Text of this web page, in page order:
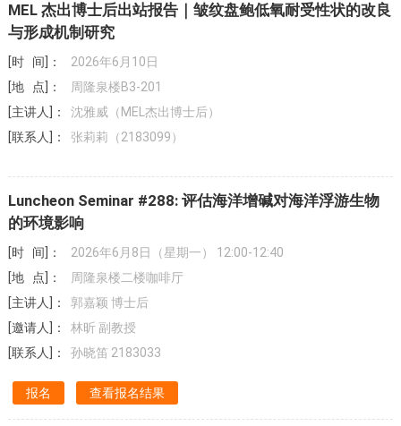
MEL 杰出博士后出站报告｜皱纹盘鲍低氧耐受性状的改良
与形成机制研究
[时 间]：
2026年6月10日
[地 点]：
周隆泉楼B3-201
[主讲人]：
沈雅威（MEL杰出博士后）
[联系人]：
张莉莉（2183099）
Luncheon Seminar #288: 评估海洋增碱对海洋浮游生物
的环境影响
[时 间]：
2026年6月8日（星期一） 12:00-12:40
[地 点]：
周隆泉楼二楼咖啡厅
[主讲人]：
郭嘉颖 博士后
[邀请人]：
林昕 副教授
[联系人]：
孙晓笛 2183033
报名 查看报名结果